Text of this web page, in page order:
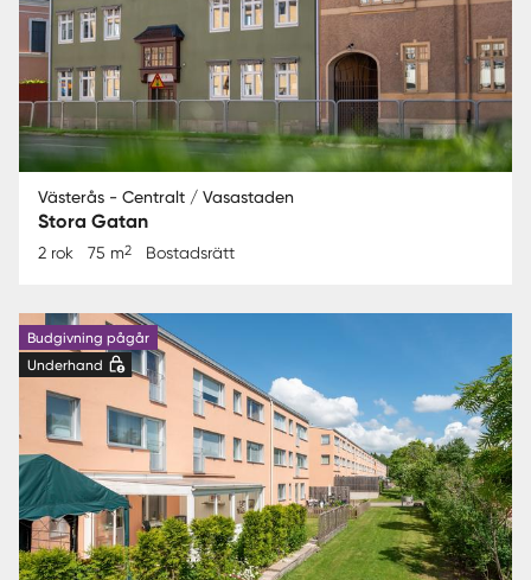
Västerås - Centralt / Vasastaden
Stora Gatan
2 rok 75 m2 Bostadsrätt
Budgivning pågår
Underhand